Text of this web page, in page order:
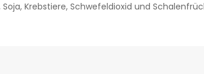
Soja, Krebstiere, Schwefeldioxid und